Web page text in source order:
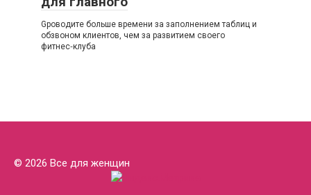
Gроводите больше времени за заполнением таблиц и
обзвоном клиентов, чем за развитием своего
фитнес‑клуба
© 2026 Все для женщин